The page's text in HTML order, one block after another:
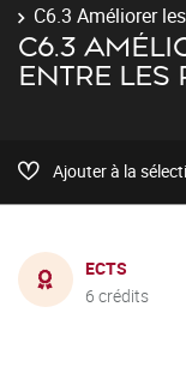
C6.3 Améliorer
C6.3
ENTRE LES
Ajouter à la
ECTS
6 crédits